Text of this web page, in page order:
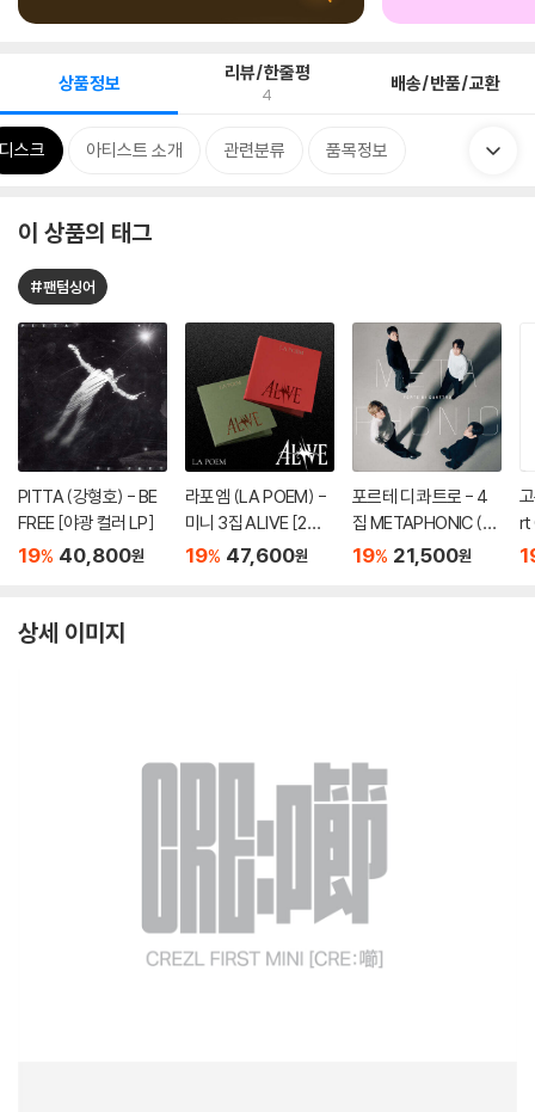
상품정보 리뷰/한줄평
4 배송/반품/교환
디스크 아티스트 소개 관련분류 품목정보
이 상품의 태그
#팬텀싱어
PITTA (강형호) - BE
FREE [야광 컬러 LP]
19% 40,800원
라포엠 (LA POEM) -
미니 3집 ALIVE [2종 S
ET]
19% 47,600원
포르테 디 콰트로 - 4
집 METAPHONIC (메
타포닉)
19% 21,500원
rt
상세 이미지